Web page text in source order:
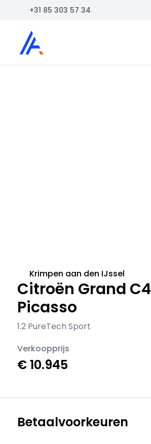
+31 85 303 57 34
Auto Atlas
Citroën Grand C4
Picasso
1.2 PureTech Sport
Krimpen aan den IJssel
Verkoopprijs
€ 10.945
Betaalvoorkeuren